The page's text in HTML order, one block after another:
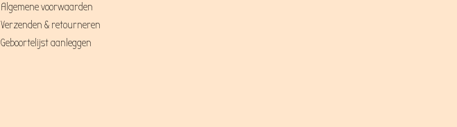
Algemene voorwaarden
Verzenden & retourneren
Geboortelijst aanleggen